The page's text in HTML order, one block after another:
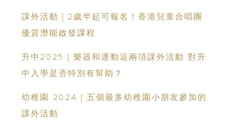
課外活動｜2歲半起可報名！香港兒童合唱團
優質潛能啟發課程
升中2025｜樂器和運動這兩項課外活動 對升
中入學是否特別有幫助？
幼稚園 2024｜五個最多幼稚園小朋友參加的
課外活動